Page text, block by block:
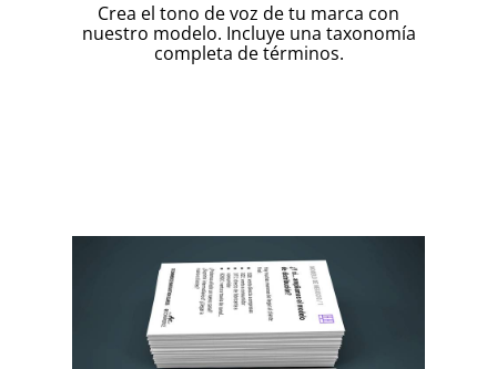
Crea el tono de voz de tu marca con
nuestro modelo. Incluye una taxonomía
completa de términos.